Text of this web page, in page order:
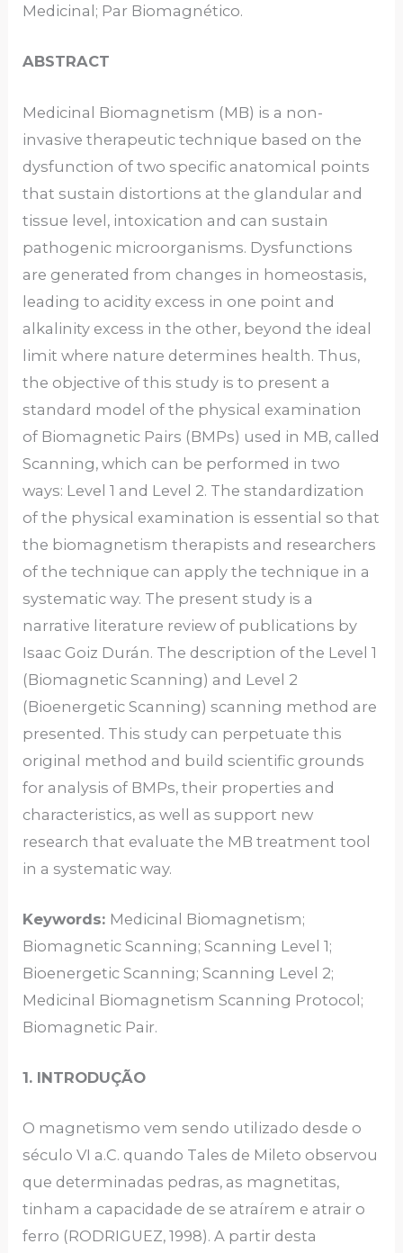
Medicinal; Par Biomagnético.
ABSTRACT
Medicinal Biomagnetism (MB) is a non-
invasive therapeutic technique based on the
dysfunction of two specific anatomical points
that sustain distortions at the glandular and
tissue level, intoxication and can sustain
pathogenic microorganisms. Dysfunctions
are generated from changes in homeostasis,
leading to acidity excess in one point and
alkalinity excess in the other, beyond the ideal
limit where nature determines health. Thus,
the objective of this study is to present a
standard model of the physical examination
of Biomagnetic Pairs (BMPs) used in MB, called
Scanning, which can be performed in two
ways: Level 1 and Level 2. The standardization
of the physical examination is essential so that
the biomagnetism therapists and researchers
of the technique can apply the technique in a
systematic way. The present study is a
narrative literature review of publications by
Isaac Goiz Durán. The description of the Level 1
(Biomagnetic Scanning) and Level 2
(Bioenergetic Scanning) scanning method are
presented. This study can perpetuate this
original method and build scientific grounds
for analysis of BMPs, their properties and
characteristics, as well as support new
research that evaluate the MB treatment tool
in a systematic way.
Keywords: Medicinal Biomagnetism;
Biomagnetic Scanning; Scanning Level 1;
Bioenergetic Scanning; Scanning Level 2;
Medicinal Biomagnetism Scanning Protocol;
Biomagnetic Pair.
1. INTRODUÇÃO
O magnetismo vem sendo utilizado desde o
século VI a.C. quando Tales de Mileto observou
que determinadas pedras, as magnetitas,
tinham a capacidade de se atraírem e atrair o
ferro (RODRIGUEZ, 1998). A partir desta